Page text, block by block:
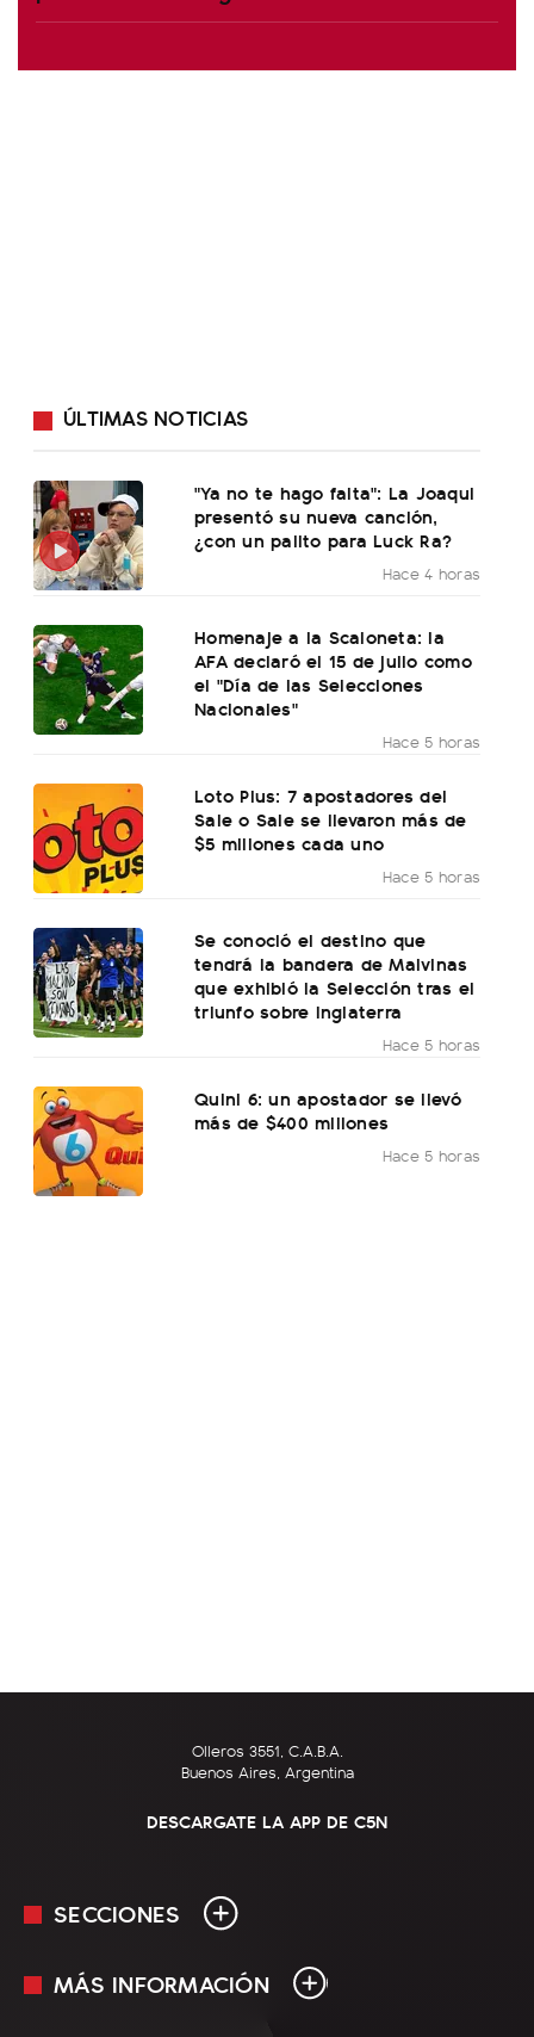
ÚLTIMAS NOTICIAS
"Ya no te hago falta": La Joaqui
presentó su nueva canción,
¿con un palito para Luck Ra?
Hace 4 horas
Homenaje a la Scaloneta: la
AFA declaró el 15 de julio como
el "Día de las Selecciones
Nacionales"
Hace 5 horas
Loto Plus: 7 apostadores del
Sale o Sale se llevaron más de
$5 millones cada uno
Hace 5 horas
Se conoció el destino que
tendrá la bandera de Malvinas
que exhibió la Selección tras el
triunfo sobre Inglaterra
Hace 5 horas
Quini 6: un apostador se llevó
más de $400 millones
Hace 5 horas
Olleros 3551, C.A.B.A.
Buenos Aires, Argentina
DESCARGATE LA APP DE C5N
SECCIONES
En Vivo
MÁS INFORMACIÓN